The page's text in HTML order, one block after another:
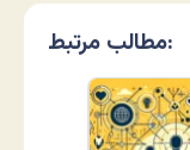
مطالب مرتبط: